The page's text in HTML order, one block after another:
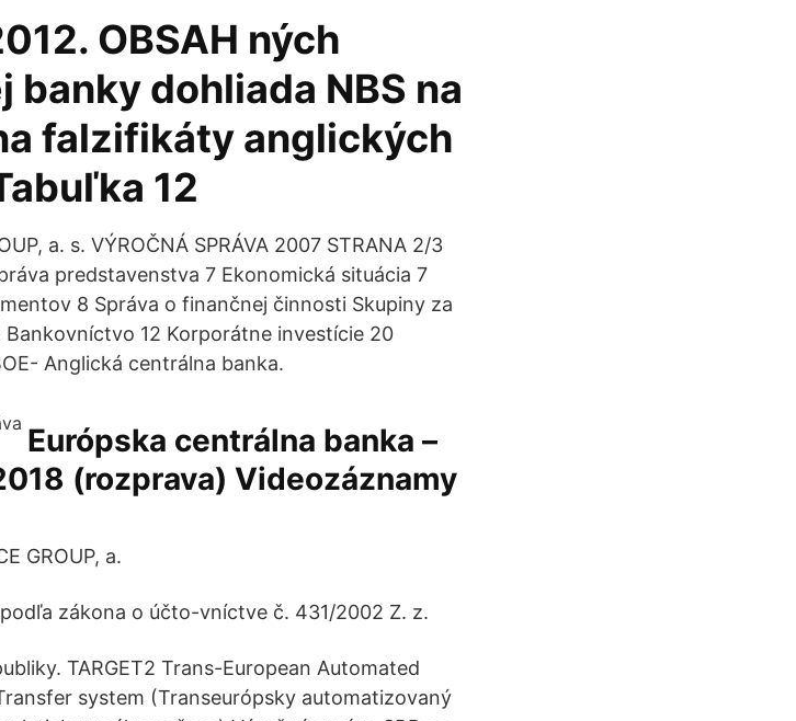
OBSAH ných
dohliada NBS na
falzifikáty anglických
12
a. s. VÝROČNÁ SPRÁVA 2007 STRANA 2/3
predstavenstva 7 Ekonomická situácia 7
8 Správa o finančnej činnosti Skupiny za
12 Korporátne investície 20
Anglická centrálna banka.
Európska centrálna banka –
(rozprava) Videozáznamy
GROUP, a.
zákona o účto-vníctve č. 431/2002 Z. z.
TARGET2 Trans-European Automated
system (Transeurópsky automatizovaný